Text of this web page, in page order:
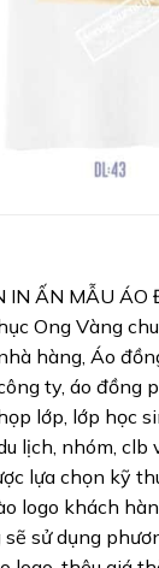
IN ẤN MẪU ÁO
Ong Vàng
hàng, Áo
ty, áo đồng
lớp, lớp học
lịch, nhóm, clb
lựa chọn kỹ
logo khách
sử dụng